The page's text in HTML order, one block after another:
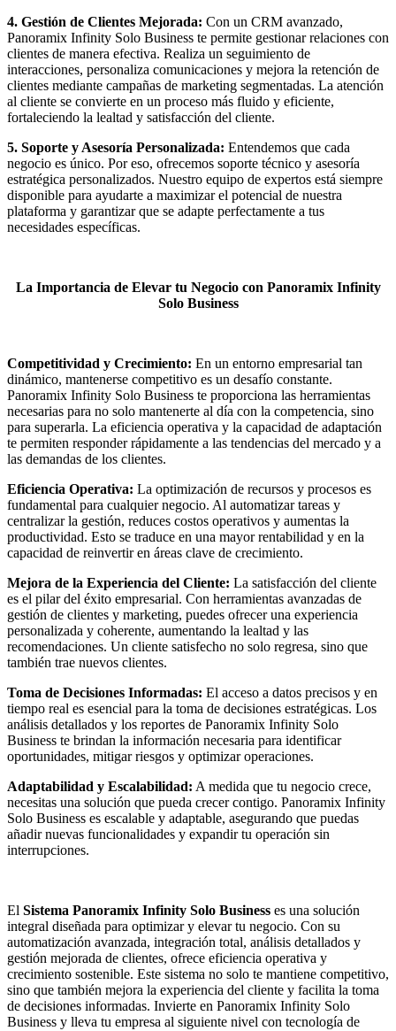
4. Gestión de Clientes Mejorada: Con un CRM avanzado,
Panoramix Infinity Solo Business te permite gestionar relaciones con
clientes de manera efectiva. Realiza un seguimiento de
interacciones, personaliza comunicaciones y mejora la retención de
clientes mediante campañas de marketing segmentadas. La atención
al cliente se convierte en un proceso más fluido y eficiente,
fortaleciendo la lealtad y satisfacción del cliente.
5. Soporte y Asesoría Personalizada: Entendemos que cada
negocio es único. Por eso, ofrecemos soporte técnico y asesoría
estratégica personalizados. Nuestro equipo de expertos está siempre
disponible para ayudarte a maximizar el potencial de nuestra
plataforma y garantizar que se adapte perfectamente a tus
necesidades específicas.
La Importancia de Elevar tu Negocio con Panoramix Infinity
Solo Business
Competitividad y Crecimiento: En un entorno empresarial tan
dinámico, mantenerse competitivo es un desafío constante.
Panoramix Infinity Solo Business te proporciona las herramientas
necesarias para no solo mantenerte al día con la competencia, sino
para superarla. La eficiencia operativa y la capacidad de adaptación
te permiten responder rápidamente a las tendencias del mercado y a
las demandas de los clientes.
Eficiencia Operativa: La optimización de recursos y procesos es
fundamental para cualquier negocio. Al automatizar tareas y
centralizar la gestión, reduces costos operativos y aumentas la
productividad. Esto se traduce en una mayor rentabilidad y en la
capacidad de reinvertir en áreas clave de crecimiento.
Mejora de la Experiencia del Cliente: La satisfacción del cliente
es el pilar del éxito empresarial. Con herramientas avanzadas de
gestión de clientes y marketing, puedes ofrecer una experiencia
personalizada y coherente, aumentando la lealtad y las
recomendaciones. Un cliente satisfecho no solo regresa, sino que
también trae nuevos clientes.
Toma de Decisiones Informadas: El acceso a datos precisos y en
tiempo real es esencial para la toma de decisiones estratégicas. Los
análisis detallados y los reportes de Panoramix Infinity Solo
Business te brindan la información necesaria para identificar
oportunidades, mitigar riesgos y optimizar operaciones.
Adaptabilidad y Escalabilidad: A medida que tu negocio crece,
necesitas una solución que pueda crecer contigo. Panoramix Infinity
Solo Business es escalable y adaptable, asegurando que puedas
añadir nuevas funcionalidades y expandir tu operación sin
interrupciones.
El Sistema Panoramix Infinity Solo Business es una solución
integral diseñada para optimizar y elevar tu negocio. Con su
automatización avanzada, integración total, análisis detallados y
gestión mejorada de clientes, ofrece eficiencia operativa y
crecimiento sostenible. Este sistema no solo te mantiene competitivo,
sino que también mejora la experiencia del cliente y facilita la toma
de decisiones informadas. Invierte en Panoramix Infinity Solo
Business y lleva tu empresa al siguiente nivel con tecnología de